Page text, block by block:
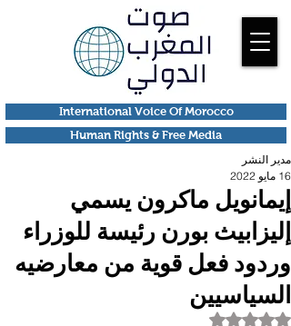
Human Rights & Free Media
International Voice Of Morocco
إيمانويل ماكرون يسمي
إليزابيث بورن رئيسة للوزراء
وردود فعل قوية من معارضيه
السياسيين
مدير النشر
16 مايو 2022
تم التقييم بـ ليس رقمًا من أصل 5 نجوم.